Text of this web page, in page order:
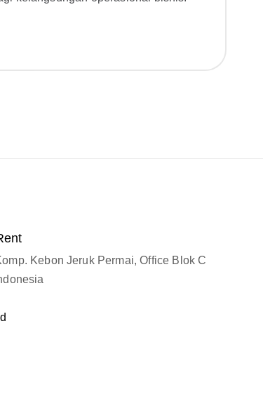
Kebon Jeruk Permai, Office Blok C